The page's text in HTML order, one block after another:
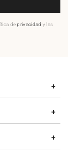
deprivacidad y las